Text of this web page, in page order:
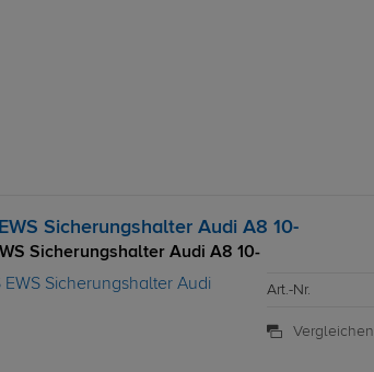
Sicherungshalter Audi A8 10-
Sicherungshalter Audi A8 10-
Art.-Nr.
Vergleichen